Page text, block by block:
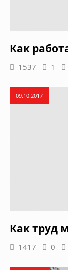
Как
1537 1
09.10.2017
Как труд
1417 0